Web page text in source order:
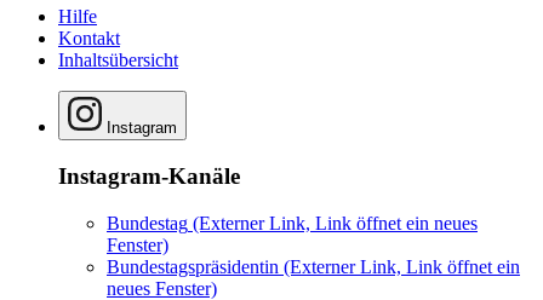
Hilfe
Kontakt
Inhaltsübersicht
Instagram
Instagram-Kanäle
Bundestag (Externer Link, Link öffnet ein neues
Fenster)
Bundestagspräsidentin (Externer Link, Link öffnet ein
neues Fenster)